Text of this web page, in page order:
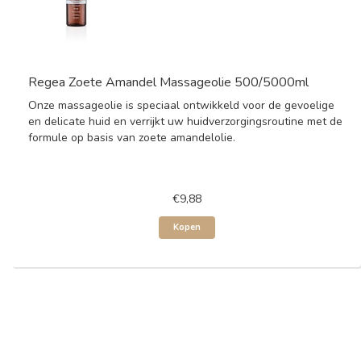
Regea Zoete Amandel Massageolie 500/5000ml
Onze massageolie is speciaal ontwikkeld voor de gevoelige
en delicate huid en verrijkt uw huidverzorgingsroutine met de
formule op basis van zoete amandelolie.
€9,88
Kopen